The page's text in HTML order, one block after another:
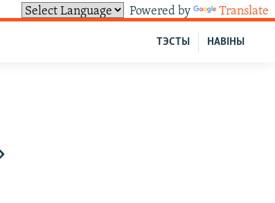
Powered by Translate
НАВІНЫ
ТЭСТЫ